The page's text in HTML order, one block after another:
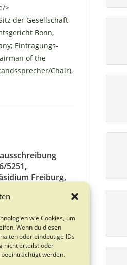
wie Cookies, um
Wenn du diesen
oder eindeutige IDs
nicht erteilst oder
werden.
>
Sitz der Gesellschaft
Bonn,
Eintragungs-
of the
Chair),
5251,
Freiburg,
Mattenhof
m/d)
2024